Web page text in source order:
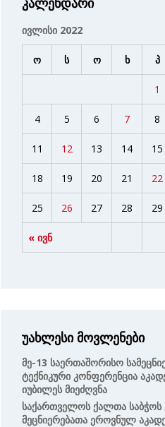
კალენდარი
ივლისი 2022
ო ს ო ხ პ
« ივნ
1
4 5 6 7 8
11 12 13 14 15
18 19 20 21 22
25 26 27 28 29
უახლესი მოვლენები
Მე-13 Საერთაშორისო
Ტექნიკური Კონფერენცია
Იუბილეს Მიეძღვნა
Საქართველოს Ქალთა Საბჭოს
Მეცნიერებათა Ეროვნულ